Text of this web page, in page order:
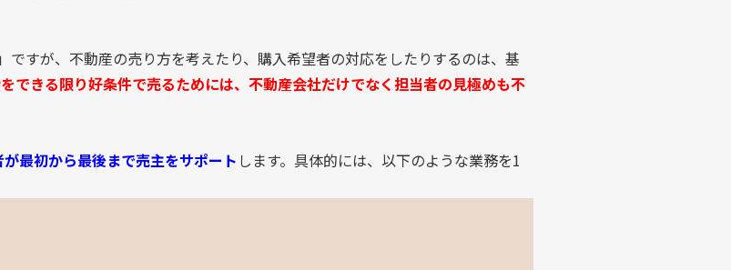
すが、不動産の売り方を考えたり、購入希望者の対応をしたりするのは、基
できる限り好条件で売るためには、不動産会社だけでなく担当者の見極めも不
最初から最後まで売主をサポート します。具体的には、以下のような業務を1